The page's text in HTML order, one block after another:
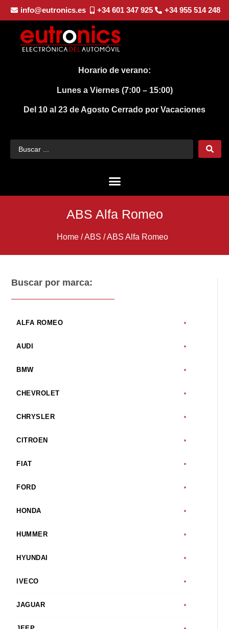
info@eutronics.es +34 601 347 925 +34 955 514 248
Horario de verano:
Lunes a Viernes (7:00 – 15:00)
Del 10 al 23 de Agosto Cerrado por Vacaciones
ABS Alfa Romeo
Home/ABS /ABS Alfa Romeo
Buscar por marca:
ALFA ROMEO
AUDI
BMW
CHEVROLET
CHRYSLER
CITROEN
FIAT
FORD
HONDA
HUMMER
HYUNDAI
IVECO
JAGUAR